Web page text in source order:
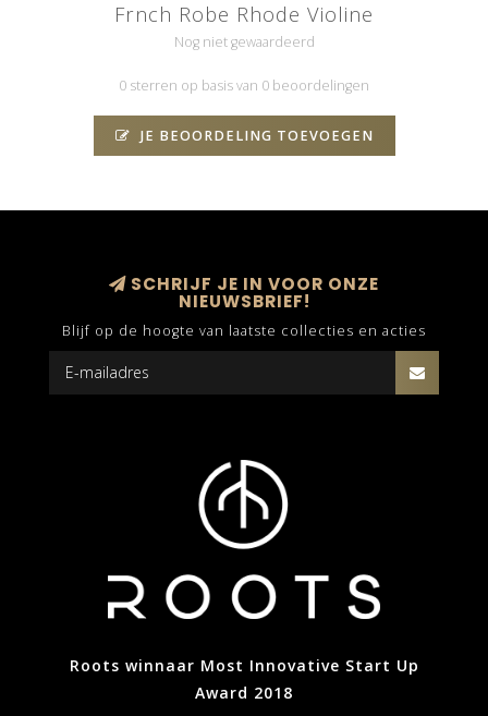
Frnch Robe Rhode Violine
Nog niet gewaardeerd
0 sterren op basis van 0 beoordelingen
JE BEOORDELING TOEVOEGEN
SCHRIJF JE IN VOOR ONZE
NIEUWSBRIEF!
Blijf op de hoogte van laatste collecties en acties
Roots winnaar Most Innovative Start Up
Award 2018